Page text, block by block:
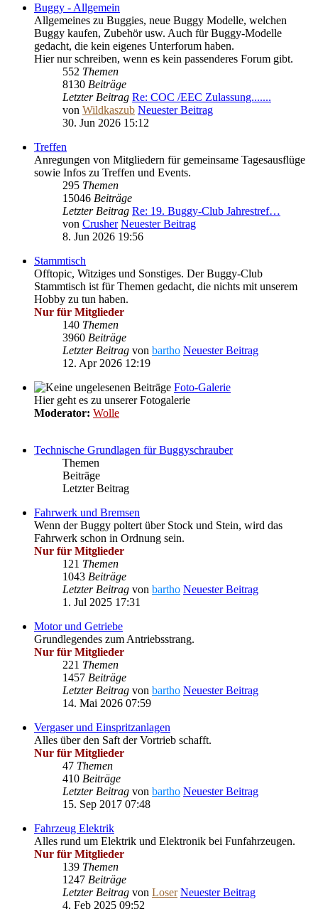
Buggy - Allgemein
Allgemeines zu Buggies, neue Buggy Modelle, welchen
Buggy kaufen, Zubehör usw. Auch für Buggy-Modelle
gedacht, die kein eigenes Unterforum haben.
Hier nur schreiben, wenn es kein passenderes Forum gibt.
552 Themen
8130 Beiträge
Letzter Beitrag Re: COC /EEC Zulassung.......
von Wildkaszub Neuester Beitrag
30. Jun 2026 15:12
Treffen
Anregungen von Mitgliedern für gemeinsame Tagesausflüge
sowie Infos zu Treffen und Events.
295 Themen
15046 Beiträge
Letzter Beitrag Re: 19. Buggy-Club Jahrestref…
von Crusher Neuester Beitrag
8. Jun 2026 19:56
Stammtisch
Offtopic, Witziges und Sonstiges. Der Buggy-Club
Stammtisch ist für Themen gedacht, die nichts mit unserem
Hobby zu tun haben.
Nur für Mitglieder
140 Themen
3960 Beiträge
Letzter Beitrag von bartho Neuester Beitrag
12. Apr 2026 12:19
Foto-Galerie
Hier geht es zu unserer Fotogalerie
Moderator: Wolle
Technische Grundlagen für Buggyschrauber
Themen
Beiträge
Letzter Beitrag
Fahrwerk und Bremsen
Wenn der Buggy poltert über Stock und Stein, wird das
Fahrwerk schon in Ordnung sein.
Nur für Mitglieder
121 Themen
1043 Beiträge
Letzter Beitrag von bartho Neuester Beitrag
1. Jul 2025 17:31
Motor und Getriebe
Grundlegendes zum Antriebsstrang.
Nur für Mitglieder
221 Themen
1457 Beiträge
Letzter Beitrag von bartho Neuester Beitrag
14. Mai 2026 07:59
Vergaser und Einspritzanlagen
Alles über den Saft der Vortrieb schafft.
Nur für Mitglieder
47 Themen
410 Beiträge
Letzter Beitrag von bartho Neuester Beitrag
15. Sep 2017 07:48
Fahrzeug Elektrik
Alles rund um Elektrik und Elektronik bei Funfahrzeugen.
Nur für Mitglieder
139 Themen
1247 Beiträge
Letzter Beitrag von Loser Neuester Beitrag
4. Feb 2025 09:52